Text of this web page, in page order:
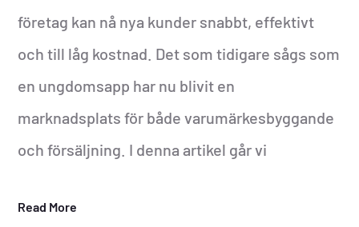
företag kan nå nya kunder snabbt, effektivt
och till låg kostnad. Det som tidigare sågs som
en ungdomsapp har nu blivit en
marknadsplats för både varumärkesbyggande
och försäljning. I denna artikel går vi
Read More